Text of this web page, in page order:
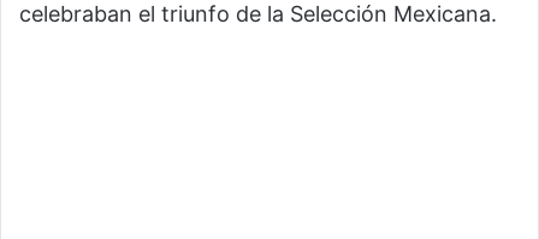
celebraban el triunfo de la Selección Mexicana.